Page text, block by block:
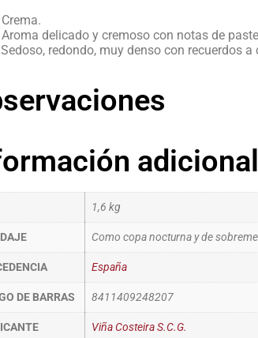
delicado y cremoso con notas de
redondo, muy denso con recuerdos
adicional
1,6 kg
Como copa nocturna y de
España
DE BARRAS 8411409248207
Viña Costeira S.C.G.